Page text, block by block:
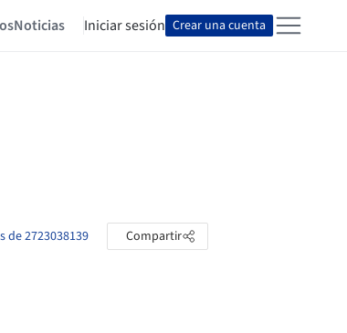
Noticias Iniciar sesión Crear una cuenta
de 2723038139 Compartir